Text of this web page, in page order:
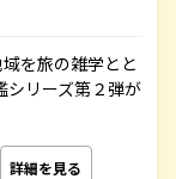
を旅の雑学とと
シリーズ第２弾が
詳細を見る